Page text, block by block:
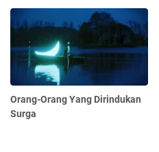
Orang-Orang Yang Dirindukan
Surga